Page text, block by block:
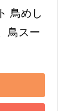
鳥めし
鳥スー